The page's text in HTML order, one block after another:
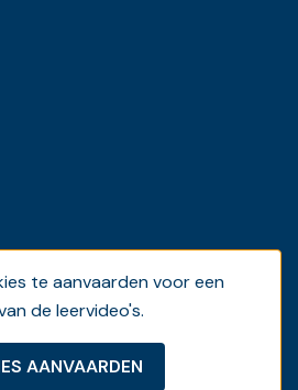
te aanvaarden voor een
de leervideo's.
AANVAARDEN